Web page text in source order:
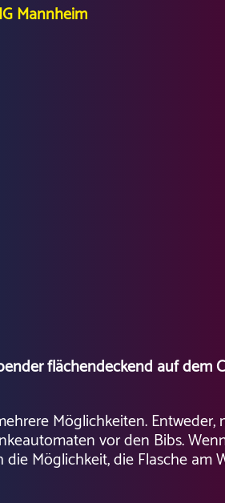
Mannheim
flächendeckend auf dem
Möglichkeiten.
vor den Bibs.
Möglichkeit, die Flasche am